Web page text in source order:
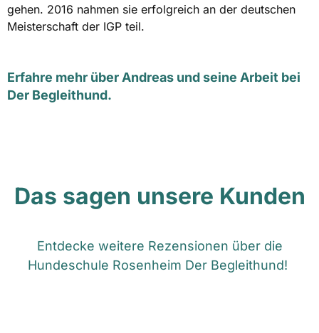
gehen. 2016 nahmen sie erfolgreich an der deutschen
Meisterschaft der IGP teil.
Erfahre mehr über Andreas und seine Arbeit bei
Der Begleithund.
Das sagen unsere Kunden
Entdecke weitere Rezensionen über die
Hundeschule Rosenheim Der Begleithund!